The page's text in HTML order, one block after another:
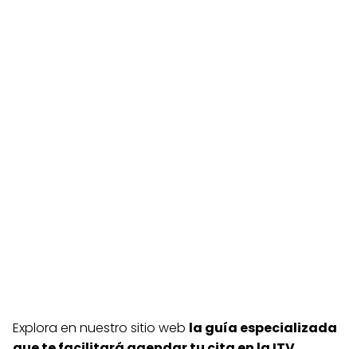
Explora en nuestro sitio web la guía especializada